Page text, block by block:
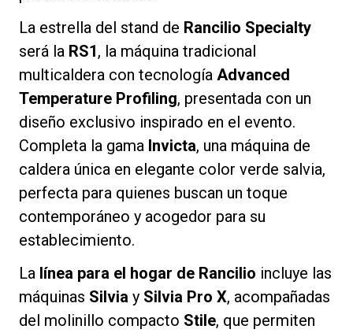
La estrella del stand de Rancilio Specialty
será la RS1, la máquina tradicional
multicaldera con tecnología Advanced
Temperature Profiling, presentada con un
diseño exclusivo inspirado en el evento.
Completa la gama Invicta, una máquina de
caldera única en elegante color verde salvia,
perfecta para quienes buscan un toque
contemporáneo y acogedor para su
establecimiento.
La línea para el hogar de Rancilio incluye las
máquinas Silvia y Silvia Pro X, acompañadas
del molinillo compacto Stile, que permiten
Política de Privacidad